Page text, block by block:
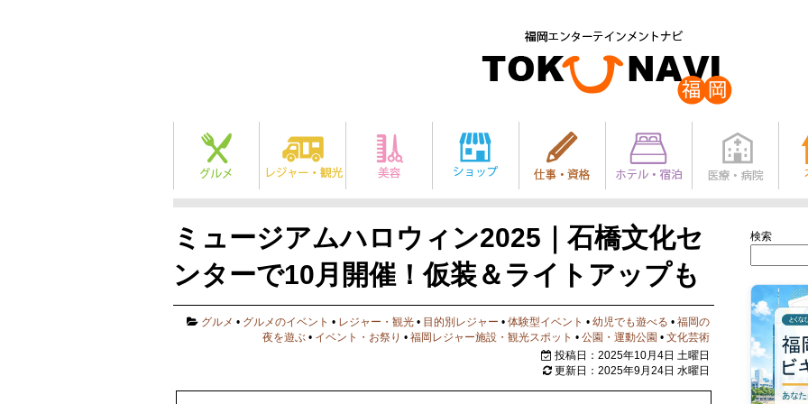
ミュージアムハロウィン2025｜石橋文化セ
ンターで10月開催！仮装＆ライトアップも
グルメ • グルメのイベント • レジャー・観光 • 目的別レジャー • 体験型イベント • 幼児でも遊べる • 福岡の
夜を遊ぶ • イベント・お祭り • 福岡レジャー施設・観光スポット • 公園・運動公園 • 文化芸術
投稿日：2025年10月4日 土曜日
更新日：2025年9月24日 水曜日
検索